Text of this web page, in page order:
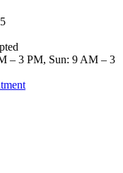
– 3 PM, Sun: 9 AM – 3